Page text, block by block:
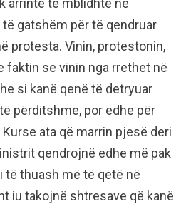
arrinte të mblidhte në
gatshëm për të qendruar
protesta. Vinin, protestonin,
faktin se vinin nga rrethet në
si kanë qenë të detryuar
përditshme, por edhe për
ata që marrin pjesë deri
qendrojnë edhe më pak
të thuash më të qetë në
iu takojnë shtresave që kanë